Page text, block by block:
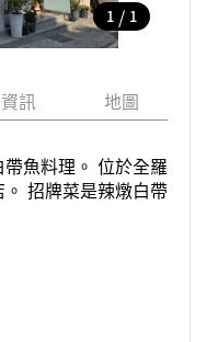
1 / 1
資訊 地圖
魚料理。 位於全羅
招牌菜是辣燉白帶